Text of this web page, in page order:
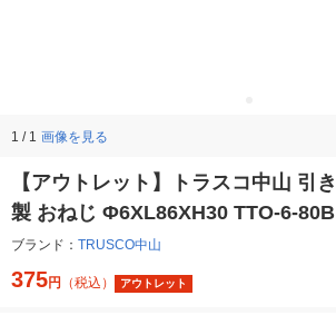
1 / 1 画像を見る
【アウトレット】トラスコ中山 引
製 おねじ Φ6XL86XH30 TTO-6-
ブランド： TRUSCO中山
375円 （税込） アウトレット